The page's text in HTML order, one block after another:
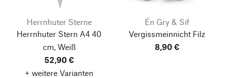
Herrnhuter Sterne
Herrnhuter Stern A4 40
cm, Weiß
52,90 €
+ weitere Varianten
Én Gry & Sif
Vergissmeinnicht Filz
8,90 €